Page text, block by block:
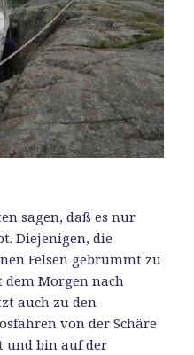
sagen, daß es nur
Diejenigen, die
Felsen gebrummt zu
dem Morgen nach
auch zu den
von der Schäre
und bin auf der